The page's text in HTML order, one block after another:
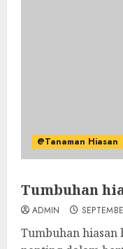
@Tanaman Hiasan
Tumbuhan
ADMIN
Tumbuhan